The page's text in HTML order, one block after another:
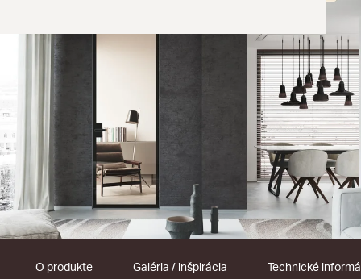
O produkte Galéria / inšpirácia Technické